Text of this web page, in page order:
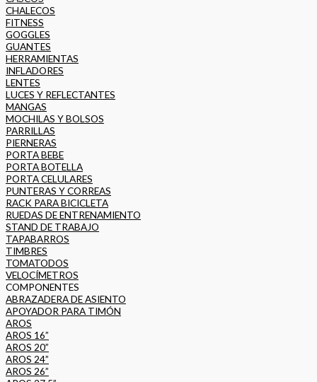
CHALECOS
FITNESS
GOGGLES
GUANTES
HERRAMIENTAS
INFLADORES
LENTES
LUCES Y REFLECTANTES
MANGAS
MOCHILAS Y BOLSOS
PARRILLAS
PIERNERAS
PORTA BEBE
PORTA BOTELLA
PORTA CELULARES
PUNTERAS Y CORREAS
RACK PARA BICICLETA
RUEDAS DE ENTRENAMIENTO
STAND DE TRABAJO
TAPABARROS
TIMBRES
TOMATODOS
VELOCÍMETROS
COMPONENTES
ABRAZADERA DE ASIENTO
APOYADOR PARA TIMÓN
AROS
AROS 16”
AROS 20”
AROS 24”
AROS 26”